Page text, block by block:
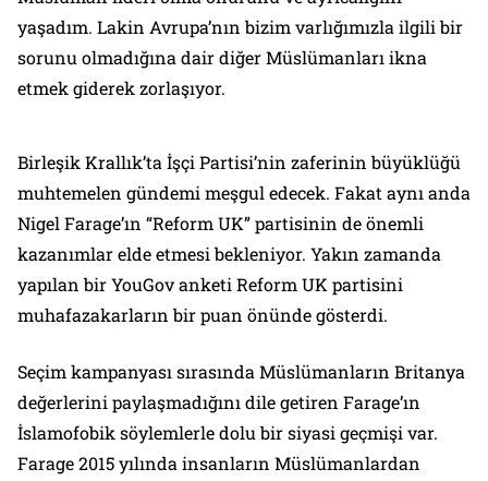
yaşadım. Lakin Avrupa’nın bizim varlığımızla ilgili bir
sorunu olmadığına dair diğer Müslümanları ikna
etmek giderek zorlaşıyor.
Birleşik Krallık’ta İşçi Partisi’nin zaferinin büyüklüğü
muhtemelen gündemi meşgul edecek. Fakat aynı anda
Nigel Farage’ın “Reform UK” partisinin de önemli
kazanımlar elde etmesi bekleniyor. Yakın zamanda
yapılan birYouGovanketi Reform UK partisini
muhafazakarların bir puan önünde gösterdi.
Seçim kampanyası sırasında Müslümanların Britanya
değerlerini paylaşmadığını dile getiren Farage’ın
İslamofobik söylemlerle dolu bir siyasi geçmişi var.
Farage 2015 yılında insanların Müslümanlardan